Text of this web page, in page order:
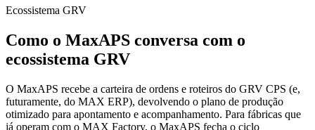
Ecossistema GRV
Como o MaxAPS conversa com o
ecossistema GRV
O MaxAPS recebe a carteira de ordens e roteiros do GRV CPS (e,
futuramente, do MAX ERP), devolvendo o plano de produção
otimizado para apontamento e acompanhamento. Para fábricas que
já operam com o MAX Factory, o MaxAPS fecha o ciclo